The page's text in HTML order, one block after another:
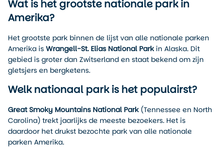
Wat is het grootste nationale park in
Amerika?
Het grootste park binnen de lijst van alle nationale parken
Amerika is Wrangell-St. Elias National Park in Alaska. Dit
gebied is groter dan Zwitserland en staat bekend om zijn
gletsjers en bergketens.
Welk nationaal park is het populairst?
Great Smoky Mountains National Park (Tennessee en North
Carolina) trekt jaarlijks de meeste bezoekers. Het is
daardoor het drukst bezochte park van alle nationale
parken Amerika.